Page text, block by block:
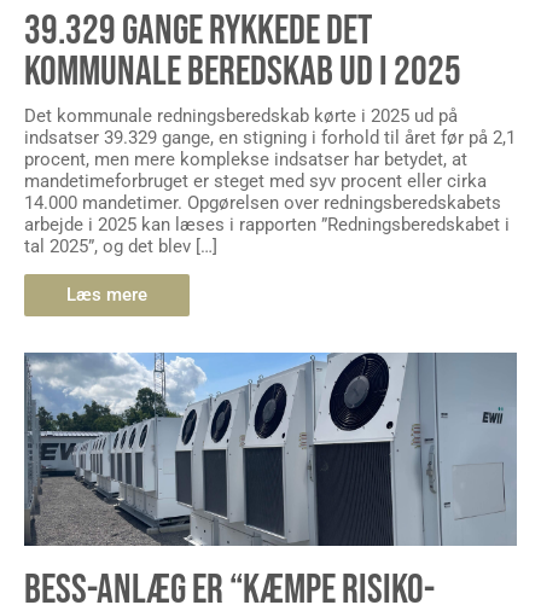
39.329 GANGE RYKKEDE DET
KOMMUNALE BEREDSKAB UD I 2025
Det kommunale redningsberedskab kørte i 2025 ud på
indsatser 39.329 gange, en stigning i forhold til året før på 2,1
procent, men mere komplekse indsatser har betydet, at
mandetimeforbruget er steget med syv procent eller cirka
14.000 mandetimer. Opgørelsen over redningsberedskabets
arbejde i 2025 kan læses i rapporten ”Redningsberedskabet i
tal 2025”, og det blev […]
Læs mere
BESS-ANLÆG ER “KÆMPE RISIKO-